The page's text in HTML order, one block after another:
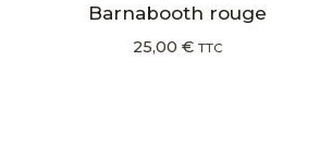
Barnabooth rouge
25,00 € TTC